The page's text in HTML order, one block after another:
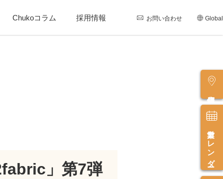
Chukoコラム 採用情報 お問い合わせ Global
営業カレンダー
」第7弾